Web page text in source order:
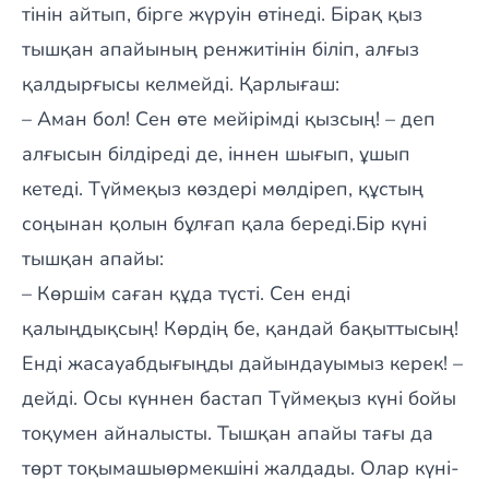
тінін айтып, бірге жүруін өтінеді. Бірақ қыз
тышқан апайының ренжитінін біліп, алғыз
қалдырғысы келмейді. Қарлығаш:
– Аман бол! Сен өте мейірімді қызсың! – деп
алғысын білдіреді де, іннен шығып, ұшып
кетеді. Түймеқыз көздері мөлдіреп, құстың
соңынан қолын бұлғап қала береді.Бір күні
тышқан апайы:
– Көршім саған құда түсті. Сен енді
қалыңдықсың! Көрдің бе, қандай бақыттысың!
Енді жасауабдығыңды дайындауымыз керек! –
дейді. Осы күннен бастап Түймеқыз күні бойы
тоқумен айналысты. Тышқан апайы тағы да
төрт тоқымашыөрмекшіні жалдады. Олар күні-